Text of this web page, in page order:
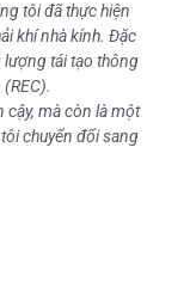
tôi đã thực hiện
khí nhà kính. Đặc
lượng tái tạo thông
cậy, mà còn là một
chuyển đổi sang